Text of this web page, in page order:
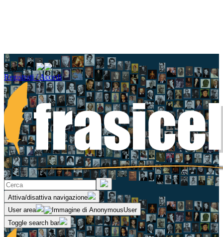
Seguici su
Registrati / Accedi
Attiva/disattiva navigazione
User area
Toggle search bar